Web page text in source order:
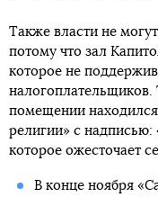
Также власти не
потому что зал
которое не
налогоплательщиков.
помещении
религии» с надписью:
которое ожесточает
В конце ноября